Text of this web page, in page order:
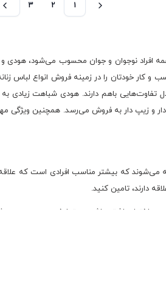
1
2
3
همه افراد نوجوان و جوان محسوب می‌شود،
خودتان را در زمینه فروش انواع لباس
باهم دارند. هودی شباهت زیادی
دار و زیپ دار به فروش می‌رسد. همچنین
که بیشتر مناسب افرادی است که
دارند، تامین کنید.
اختیار داشته باشید، حتما خرید هودی و